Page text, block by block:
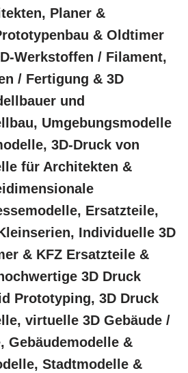
Planer &
& Oldtimer
Werkstoffen / Filament,
/ Fertigung & 3D
und
Umgebungsmodelle
3D-Druck von
für Architekten &
Ersatzteile,
Individuelle 3D
& KFZ Ersatzteile &
3D Druck
Prototyping, 3D Druck
virtuelle 3D Gebäude /
Gebäudemodelle &
Stadtmodelle &